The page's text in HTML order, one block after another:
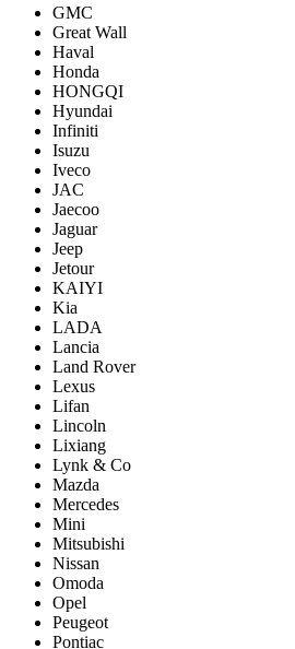
GMC
Great Wall
Haval
Honda
HONGQI
Hyundai
Infiniti
Isuzu
Iveco
JAC
Jaecoo
Jaguar
Jeep
Jetour
KAIYI
Kia
LADA
Lancia
Land Rover
Lexus
Lifan
Lincoln
Lixiang
Lynk & Co
Mazda
Mercedes
Mini
Mitsubishi
Nissan
Omoda
Opel
Peugeot
Pontiac